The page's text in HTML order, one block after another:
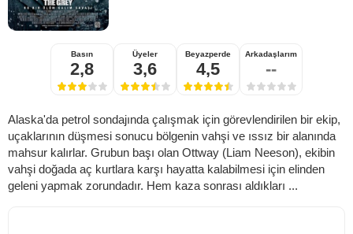
Basın
2,8
Üyeler
3,6
Beyazperde
4,5
Arkadaşlarım
--
Alaska'da petrol sondajında çalışmak için görevlendirilen bir ekip,
uçaklarının düşmesi sonucu bölgenin vahşi ve ıssız bir alanında
mahsur kalırlar. Grubun başı olan Ottway (Liam Neeson), ekibin
vahşi doğada aç kurtlara karşı hayatta kalabilmesi için elinden
geleni yapmak zorundadır. Hem kaza sonrası aldıkları ...